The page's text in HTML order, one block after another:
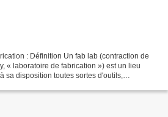
: Définition Un fab lab (contraction de
« laboratoire de fabrication ») est un lieu
sa disposition toutes sortes d'outils,